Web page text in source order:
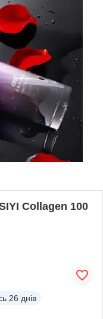
Collagen 100
26 днів